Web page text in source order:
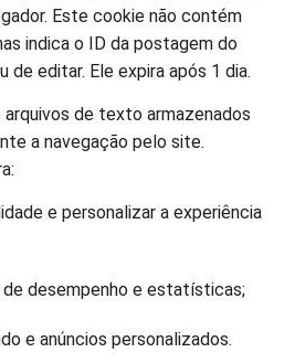
Este cookie não contém
indica o ID da postagem do
de editar. Ele expira após 1 dia.
arquivos de texto armazenados
a navegação pelo site.
e personalizar a experiência
de desempenho e estatísticas;
e anúncios personalizados.